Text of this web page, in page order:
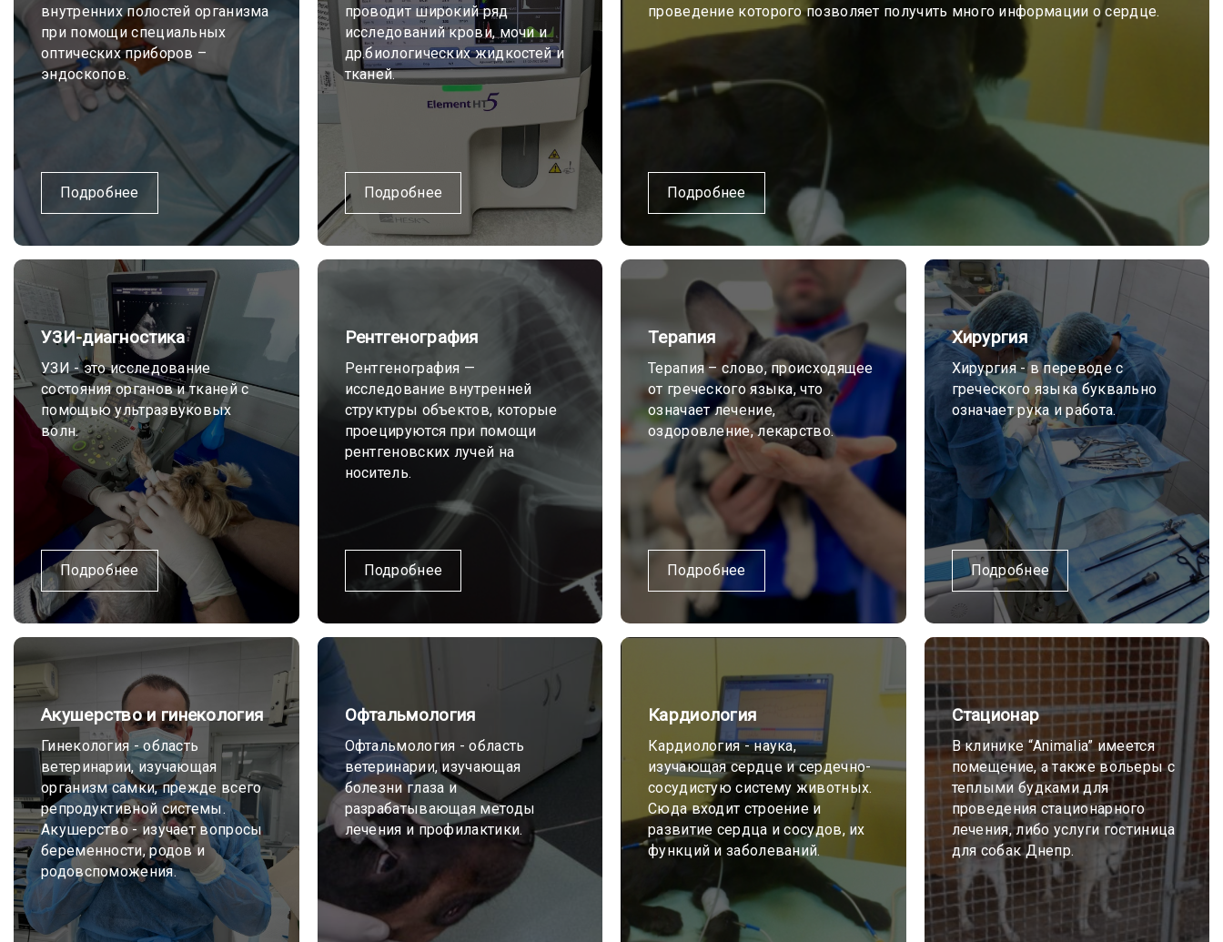
внутренних полостей организма
при помощи специальных
оптических приборов –
эндоскопов.
Подробнее
проводит широкий ряд
исследований крови, мочи и
др.биологических жидкостей и
тканей.
Подробнее
проведение которого позволяет получить много информации о сердце.
Подробнее
УЗИ-диагностика
УЗИ - это исследование
состояния органов и тканей с
помощью ультразвуковых
волн.
Подробнее
Рентгенография
Рентгенография —
исследование внутренней
структуры объектов, которые
проецируются при помощи
рентгеновских лучей на
носитель.
Подробнее
Терапия
Терапия – слово, происходящее
от греческого языка, что
означает лечение,
оздоровление, лекарство.
Подробнее
Хирургия
Хирургия - в переводе с
греческого языка буквально
означает рука и работа.
Подробнее
Акушерство и гинекология
Гинекология - область
ветеринарии, изучающая
организм самки, прежде всего
репродуктивной системы.
Акушерство - изучает вопросы
беременности, родов и
родовспоможения.
Офтальмология
Офтальмология - область
ветеринарии, изучающая
болезни глаза и
разрабатывающая методы
лечения и профилактики.
Кардиология
Кардиология - наука,
изучающая сердце и сердечно-
сосудистую систему животных.
Сюда входит строение и
развитие сердца и сосудов, их
функций и заболеваний.
Стационар
В клинике “Animalia” имеется
помещение, а также вольеры с
теплыми будками для
проведения стационарного
лечения, либо услуги гостиница
для собак Днепр.